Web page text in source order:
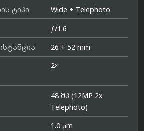
ტიპი
Wide + Telephoto
ƒ/1.6
26 + 52 mm
2×
48 მპ (12MP 2x
Telephoto)
1.0 μm